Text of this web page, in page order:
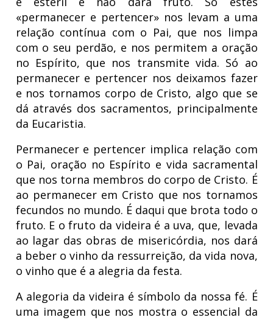
«permanecer e pertencer» nos levam a uma
relação contínua com o Pai, que nos limpa
com o seu perdão, e nos permitem a oração
no Espírito, que nos transmite vida. Só ao
permanecer e pertencer nos deixamos fazer
e nos tornamos corpo de Cristo, algo que se
dá através dos sacramentos, principalmente
da Eucaristia.
Permanecer e pertencer implica relação com
o Pai, oração no Espírito e vida sacramental
que nos torna membros do corpo de Cristo. É
ao permanecer em Cristo que nos tornamos
fecundos no mundo. É daqui que brota todo o
fruto. E o fruto da videira é a uva, que, levada
ao lagar das obras de misericórdia, nos dará
a beber o vinho da ressurreição, da vida nova,
o vinho que é a alegria da festa.
A alegoria da videira é símbolo da nossa fé. É
uma imagem que nos mostra o essencial da